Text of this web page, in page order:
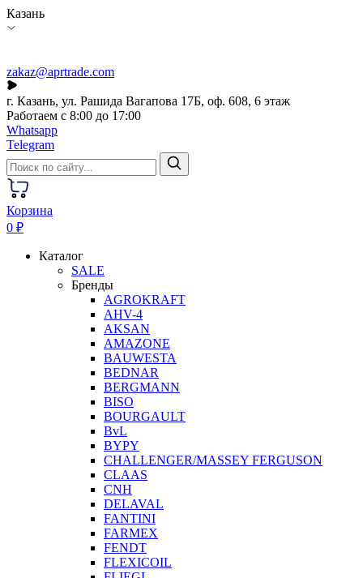
Казань
zakaz@aprtrade.com
г. Казань, ул. Рашида Вагапова 17Б, оф. 608, 6 этаж
Работаем с 8:00 до 17:00
Whatsapp
Telegram
Корзина
0 ₽
Каталог
SALE
Бренды
AGROKRAFT
AHV-4
AKSAN
AMAZONE
BAUWESTA
BEDNAR
BERGMANN
BISO
BOURGAULT
BvL
BYPY
CHALLENGER/MASSEY FERGUSON
CLAAS
CNH
DELAVAL
FANTINI
FARMEX
FENDT
FLEXICOIL